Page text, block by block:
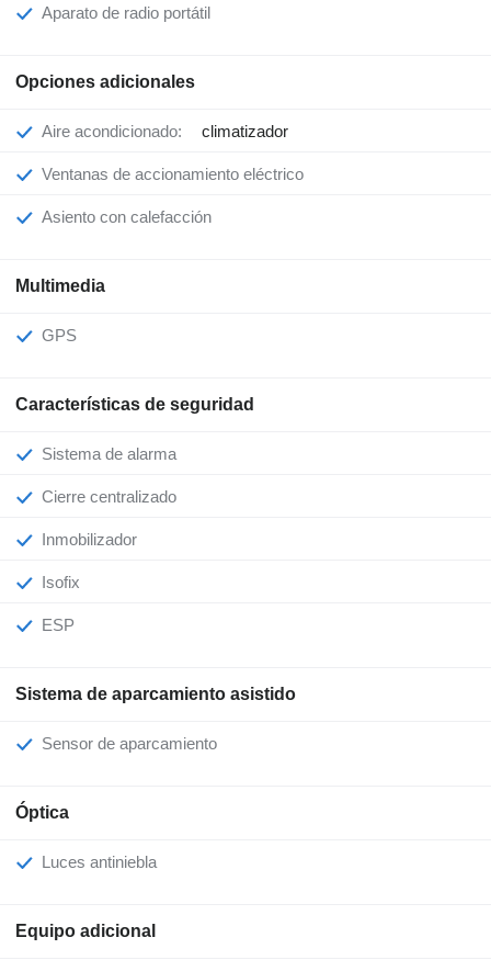
Aparato de radio portátil
Opciones adicionales
Aire acondicionado: climatizador
Ventanas de accionamiento eléctrico
Asiento con calefacción
Multimedia
GPS
Características de seguridad
Sistema de alarma
Cierre centralizado
Inmobilizador
Isofix
ESP
Sistema de aparcamiento asistido
Sensor de aparcamiento
Óptica
Luces antiniebla
Equipo adicional